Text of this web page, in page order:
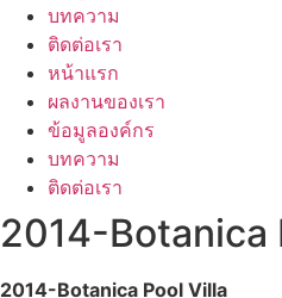
บทความ
ติดต่อเรา
หน้าแรก
ผลงานของเรา
ข้อมูลองค์กร
บทความ
ติดต่อเรา
2014-Botanica
2014-Botanica Pool Villa